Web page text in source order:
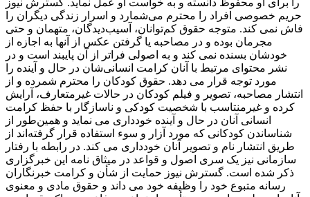
را برای او محفوظ دانسته و به خواست او عمل نماید. گسترش نیوز
حریم خصوصی افراد را محترم می‌شمارد و اسرار زندگی دیگران را
فاش نمی کند. متوجه حقوق کم‌توانان، آسیب‌دیدگان، متهمان و حتی
مجرمان بوده و در مصاحبه یا گرفتن عکس از آنها به اجازه از
خودشان بسنده نمی کند و به اصولی فراتر از آن پایبند است و در
نشر محتوای مرتبط با آنان کرامت انسانی‌شان در حال و آینده را
مورد توجه قرار می دهد. حقوق کودکان را محترم شمرده و از
انتشار مصاحبه، تصویر و فیلم کودکان در حالات غیرمتعارف، آرایش
کرده و غیرمنتاسب با شخصیت کودکی و ناسازگار با حفظ کرامت
انسانی آنان در حال و آینده خودداری می نماید و همین‌طور از
شناساندن کودکانی که مورد آزار و سوء استفاده قرار گرفته‌اند از
طریق انتشار نام و تصویر آنان خودداری می کند. در رابطه با رفتار
سازمانی نیز یک سری اصول و قواعد در میثاق نامه این خبرگزاری
ذکر شده است. گسترش نیوز حمایت از شأن و کرامت خبرنگاران
رسانه متبوع خود را وظیفه خود می داند و حقوق مادی و معنوی